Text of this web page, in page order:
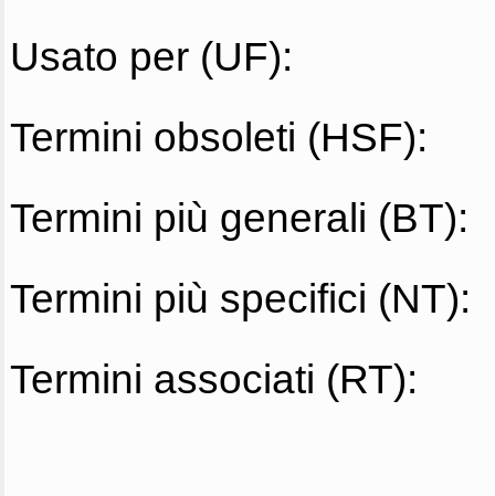
Usato per (UF):
Termini obsoleti (HSF):
Termini più generali (BT):
Termini più specifici (NT):
Termini associati (RT):